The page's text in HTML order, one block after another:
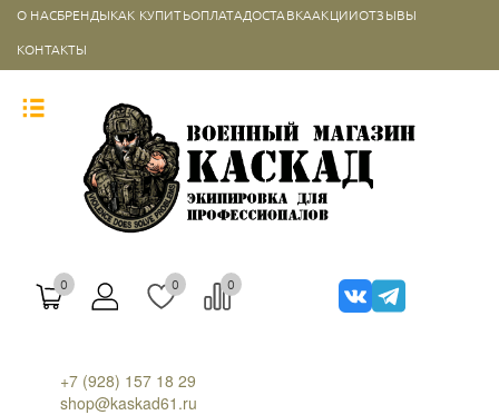
О НАСБРЕНДЫКАК КУПИТЬОПЛАТАДОСТАВКААКЦИИОТЗЫВЫ
КОНТАКТЫ
0 0 0
+7 (928) 157 18 29
shop@kaskad61.ru